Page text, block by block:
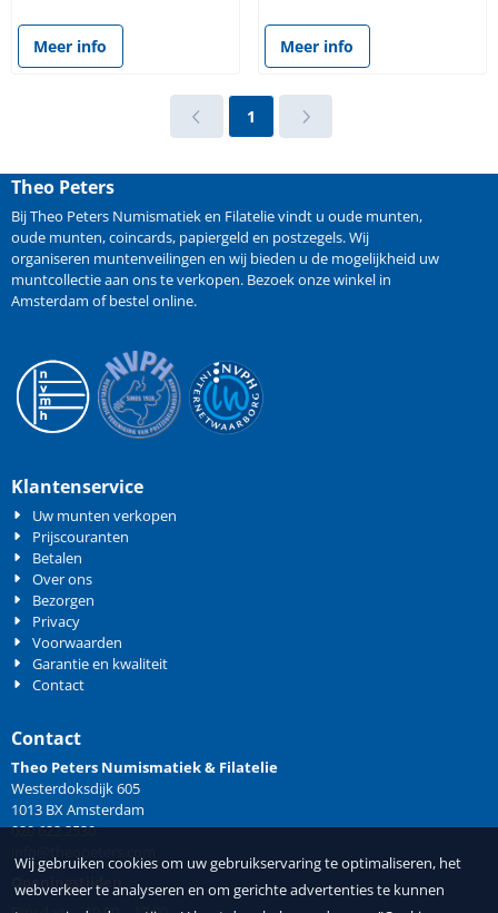
Prijs niet zichtbaar
Meer info
Prijs niet zichtbaar
Meer info
1
Theo Peters
Bij Theo Peters Numismatiek en Filatelie vindt u oude munten,
oude munten,coincards, papiergeld en postzegels. Wij
organiseren muntenveilingen en wij bieden u de mogelijkheid uw
muntcollectie aan ons te verkopen. Bezoek onze winkel in
Amsterdam of bestel online.
Klantenservice
Uw munten verkopen
Prijscouranten
Betalen
Over ons
Bezorgen
Privacy
Voorwaarden
Garantie en kwaliteit
Contact
Contact
Theo Peters Numismatiek & Filatelie
Westerdoksdijk 605
1013 BX Amsterdam
020 622 2530
Openingstijden
Wij gebruiken cookies om uw gebruikservaring te optimaliseren, het
webverkeer te analyseren en om gerichte advertenties te kunnen